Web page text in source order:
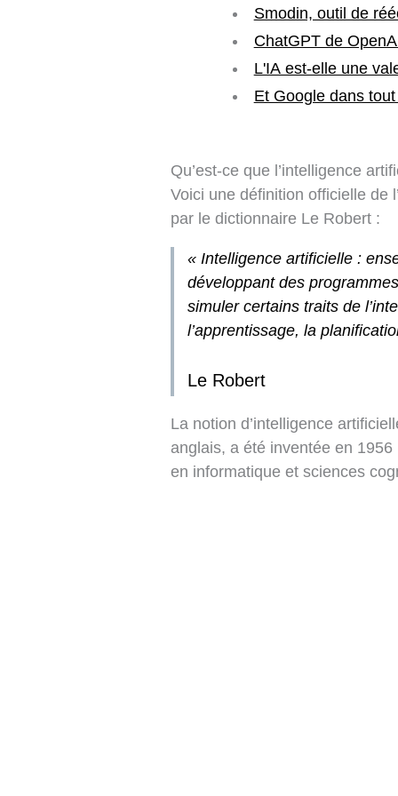
Smodin, outil de
ChatGPT de
L'IA est-elle une
Et Google dans
Qu’est-ce que l’intelligence
Voici une définition officielle de
par le dictionnaire Le Robert :
« Intelligence artificielle :
développant des
simuler certains traits de
l’apprentissage, la
Le Robert
La notion d’intelligence
anglais, a été inventée en
en informatique et sciences